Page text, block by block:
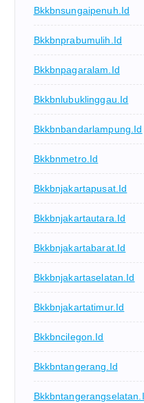
Bkkbnsungaipenuh.id
Bkkbnprabumulih.id
Bkkbnpagaralam.id
Bkkbnlubuklinggau.id
Bkkbnbandarlampung.id
Bkkbnmetro.id
Bkkbnjakartapusat.id
Bkkbnjakartautara.id
Bkkbnjakartabarat.id
Bkkbnjakartaselatan.id
Bkkbnjakartatimur.id
Bkkbncilegon.id
Bkkbntangerang.id